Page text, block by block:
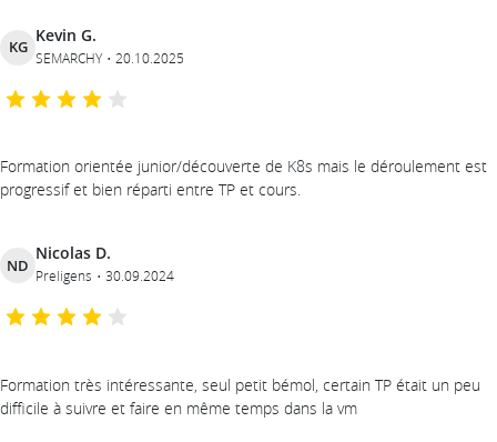
KG
Kevin G.
SEMARCHY 20.10.2025
Formation orientée junior/découverte de K8s mais le déroulement est
progressif et bien réparti entre TP et cours.
ND
Nicolas D.
Preligens 30.09.2024
Formation très intéressante, seul petit bémol, certain TP était un peu
difficile à suivre et faire en même temps dans la vm